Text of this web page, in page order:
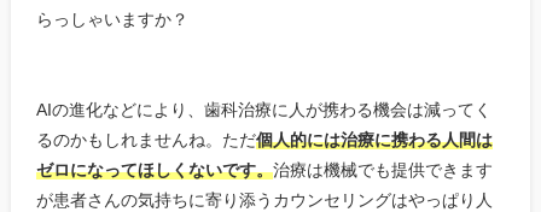
らっしゃいますか？
AIの進化などにより、歯科治療に人が携わる機会は減ってく
るのかもしれませんね。ただ個人的には治療に携わる人間は
ゼロになってほしくないです。治療は機械でも提供できます
が患者さんの気持ちに寄り添うカウンセリングはやっぱり人